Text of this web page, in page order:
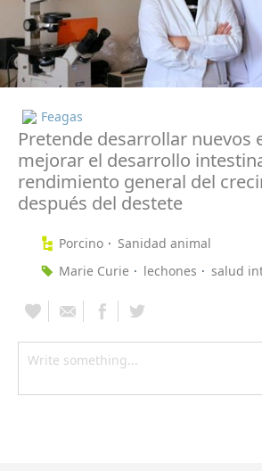
Feagas
Pretende desarrollar
mejorar el desarrollo
rendimiento general del
después del destete
Porcino
Sanidad animal
Marie Curie
lechones salud